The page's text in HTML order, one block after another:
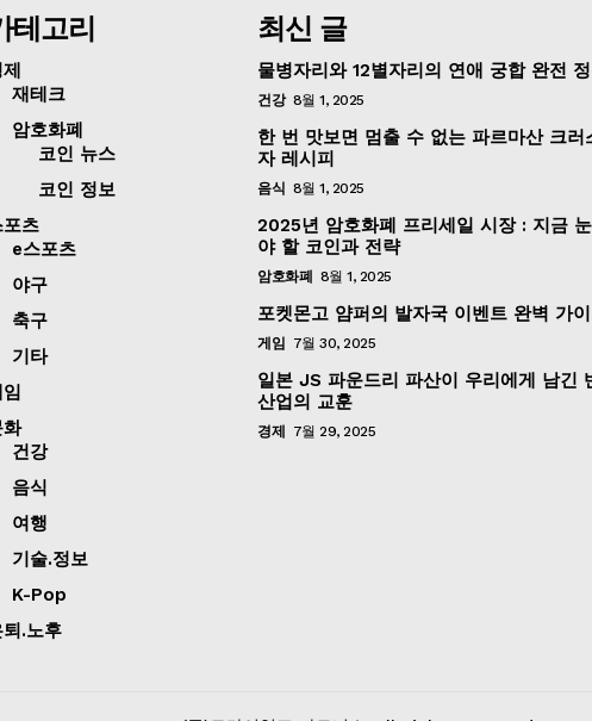
테고리
재테크
암호화폐
코인 뉴스
코인 정보
포츠
e스포츠
야구
축구
기타
화
건강
음식
여행
기술.정보
K-Pop
퇴.노후
최신 글
물병자리와 12별자리의 연애 궁합 완전
건강 8월 1, 2025
한 번 맛보면 멈출 수 없는 파르마산 크러
자 레시피
음식 8월 1, 2025
2025년 암호화폐 프리세일 시장 : 지금
야 할 코인과 전략
암호화폐 8월 1, 2025
포켓몬고 얌퍼의 발자국 이벤트 완벽 가
게임 7월 30, 2025
일본 JS 파운드리 파산이 우리에게 남긴
산업의 교훈
경제 7월 29, 2025